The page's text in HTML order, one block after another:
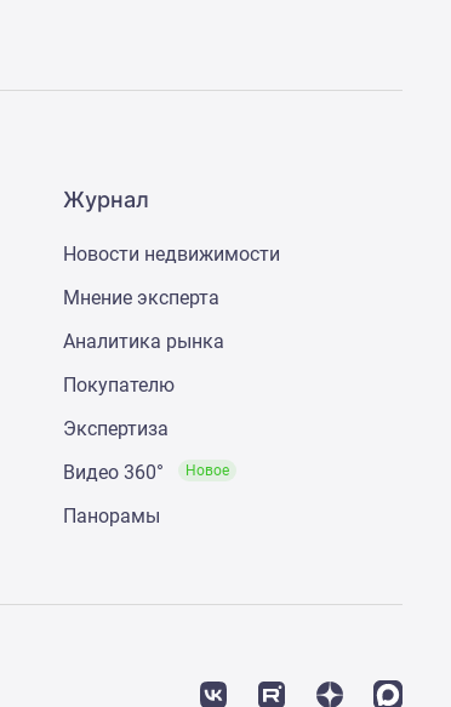
Журнал
Новости недвижимости
Мнение эксперта
Аналитика рынка
Покупателю
Экспертиза
Видео 360°
Новое
Панорамы